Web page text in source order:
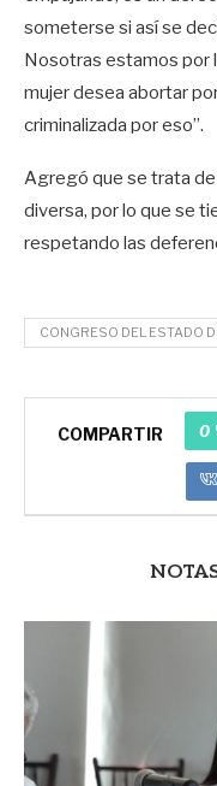
someterse si así se
Nosotras estamos por
mujer desea abortar
criminalizada por eso”.
Agregó que se trata de
diversa, por lo que se
respetando las
CONGRESO DEL ESTADO
COMPARTIR 0